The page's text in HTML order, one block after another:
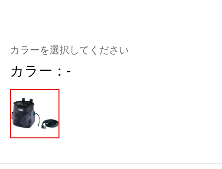
カラーを選択してください
カラー： -